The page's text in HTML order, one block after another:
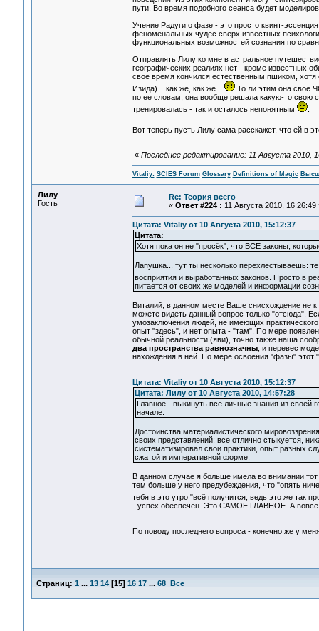
пути. Во время подобного сеанса будет
Учение Радуги о фазе - это просто квинт-
феноменальных чудес сверх известных
функциональных возможностей сознания по
Отправлять Лилу ко мне в астральное
географических реалиях нет - кроме известных
свое время кончился естественным пшиком,
Изида)... как же, как же...
То ли этим она свое
по ее словам, она вообще решала какую-то свою
тренировалась - так и осталось непонятным
.
Вот теперь пусть Лилу сама расскажет, что ей в
« Последнее редактирование: 11 Августа 2010,
Vitaliy: SCIES Forum Glossary Definitions of Magic
Лилу
Гость
Re: Теория всего
« Ответ #224 : 11 Августа 2010, 16:26:49
Цитата: Vitaliy от 10 Августа 2010, 15:12:37
Цитата:
Хотя пока он не "просёк", что ВСЕ законы,
Лапушка... тут ты несколько перехлестываешь:
восприятия и выработанных законов. Просто в
питается от своих же моделей и информации
Виталий, в данном месте Ваше снисхождение не
можете видеть данный вопрос только "отсюда".
умозаключения людей, не имеющих
опыт "здесь", и нет опыта - "там". По мере
обычной реальности (яви), точно также наша
два пространства равнозначны, и перевес
нахождения в ней. По мере освоения "фазы" этот
Цитата: Vitaliy от 10 Августа 2010, 15:12:37
Цитата: Лилу от 10 Августа 2010, 14:57:28
Главное - выкинуть все личные знания из
начале.
Достоинства материалистического
своих представлений: все отлично стыкуется,
систематизировал свои практики, опыт разных
сжатой и императивной форме.
В данном случае я больше имела во внимании
тем больше у него предубеждения, что "опять
тебя в это утро "всё получится, ведь это же так
- успех обеспечен. Это САМОЕ ГЛАВНОЕ. А вовсе
По поводу последнего вопроса - конечно же у
Страниц: 1 ... 13 14[15] 16 17 ... 68 Все